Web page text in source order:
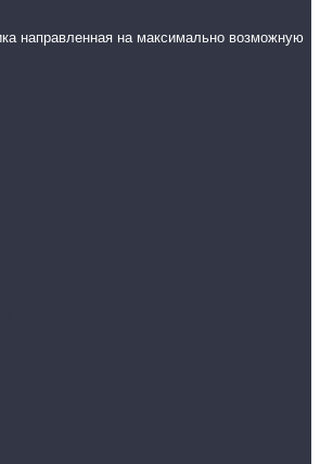
направленная на максимально возможную